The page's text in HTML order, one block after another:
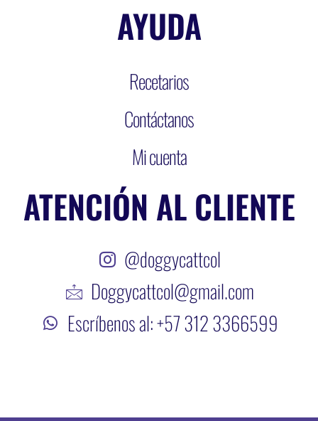
AYUDA
Recetarios
Contáctanos
Mi cuenta
ATENCIÓN AL CLIENTE
@doggycattcol
Doggycattcol@gmail.com
Escríbenos al: +57 312 3366599